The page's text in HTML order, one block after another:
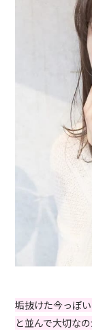
垢抜けた今っぽ
と並んで大切な